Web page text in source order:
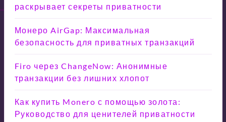
раскрывает секреты приватности
Монеро AirGap: Максимальная
безопасность для приватных транзакций
Firo через ChangeNow: Анонимные
транзакции без лишних хлопот
Как купить Monero с помощью золота:
Руководство для ценителей приватности